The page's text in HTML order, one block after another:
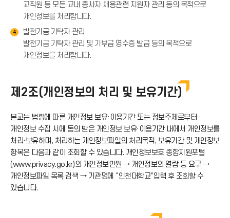
교직원 등 모든 교내 종사자 채용관련 지원자 관리 등의 목적으로
개인정보를 처리합니다.
4
발전기금 기탁자 관리
발전기금 기탁자 관리 및 기부금 영수증 발급 등의 목적으로
개인정보를 처리합니다.
제2조(개인정보의 처리 및 보유기간)
본교는 법령에 따른 개인정보 보유·이용기간 또는 정보주체로부터
개인정보 수집 시에 동의 받은 개인정보 보유·이용기간 내에서 개인정보를
처리·보유하며, 처리하는 개인정보파일의 처리목적, 보유기간 및 개인정보
항목은 다음과 같이 조회할 수 있습니다. 개인정보보호 종합지원포털
(www.privacy.go.kr)의 개인정보민원 → 개인정보의 열람 등 요구 →
개인정보파일 목록 검색 → 기관명에 “인천대학교”입력 후 조회할 수
있습니다.